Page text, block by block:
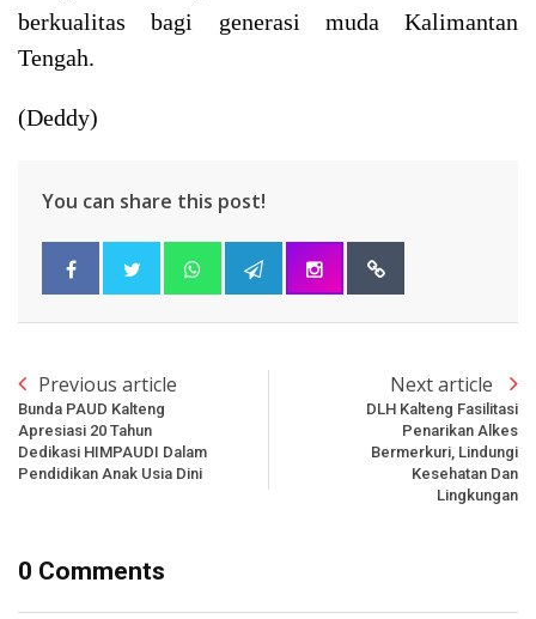
berkualitas bagi generasi muda Kalimantan
Tengah.
(Deddy)
You can share this post!
Previous article
Bunda PAUD Kalteng
Apresiasi 20 Tahun
Dedikasi HIMPAUDI Dalam
Pendidikan Anak Usia Dini
Next article
DLH Kalteng Fasilitasi
Penarikan Alkes
Bermerkuri, Lindungi
Kesehatan Dan
Lingkungan
0 Comments